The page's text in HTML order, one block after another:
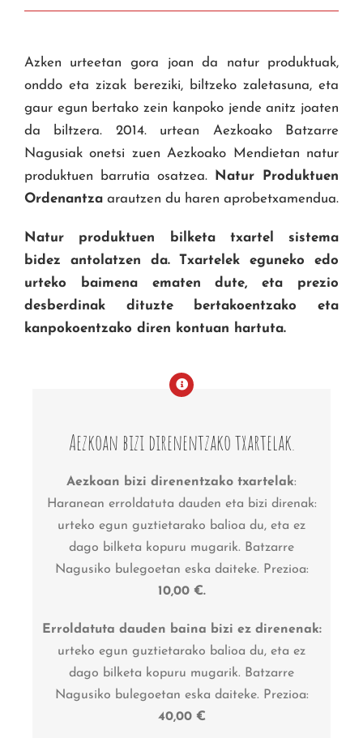
Azken urteetan gora joan da natur produktuak,
onddo eta zizak bereziki, biltzeko zaletasuna, eta
gaur egun bertako zein kanpoko jende anitz joaten
da biltzera. 2014. urtean Aezkoako Batzarre
Nagusiak onetsi zuen Aezkoako Mendietan natur
produktuen barrutia osatzea.
Natur Produktuen
Ordenantzaarautzen du haren aprobetxamendua.
Natur produktuen bilketa txartel sistema
bidez antolatzen da. Txartelek eguneko edo
urteko baimena ematen dute, eta prezio
desberdinak dituzte bertakoentzako eta
kanpokoentzako diren kontuan hartuta.
Aezkoan bizi direnentzako txartelak.
Aezkoan bizi direnentzako txartelak:
Haranean erroldatuta dauden eta bizi direnak:
urteko egun guztietarako balioa du, eta ez
dago bilketa kopuru mugarik. Batzarre
Nagusiko bulegoetan eska daiteke. Prezioa:
10,00 €.
Erroldatuta dauden baina bizi ez direnenak:
urteko egun guztietarako balioa du, eta ez
dago bilketa kopuru mugarik. Batzarre
Nagusiko bulegoetan eska daiteke. Prezioa:
40,00 €